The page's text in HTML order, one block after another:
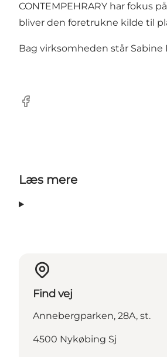
CONTEMPEHRARY har fokus
bliver den foretrukne kilde til
Bag virksomheden står Sabine
Facebook
Læs mere
Find vej
Annebergparken, 28A, st.
4500 Nykøbing Sj